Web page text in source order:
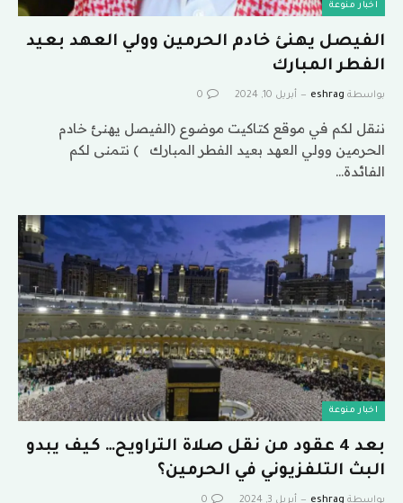
اخبار منوعة
الفيصل يهنئ خادم الحرمين وولي العهد بعيد
الفطر المبارك
بواسطة eshrag أبريل 10, 2024 0
ننقل لكم في موقع كتاكيت موضوع (الفيصل يهنئ خادم
الحرمين وولي العهد بعيد الفطر المبارك ) نتمنى لكم
الفائدة…
اخبار منوعة
بعد 4 عقود من نقل صلاة التراويح… كيف يبدو
البث التلفزيوني في الحرمين؟
بواسطة eshrag أبريل 3, 2024 0